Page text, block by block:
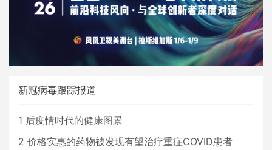
新冠病毒跟踪报道
1 后疫情时代的健康图景
2 价格实惠的药物被发现有望治疗重症COVID患者